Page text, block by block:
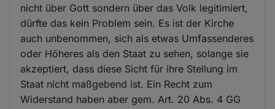
nicht über Gott sondern über das Volk legitimiert,
dürfte das kein Problem sein. Es ist der Kirche
auch unbenommen, sich als etwas Umfassenderes
oder Höheres als den Staat zu sehen, solange sie
akzeptiert, dass diese Sicht für ihre Stellung im
Staat nicht maßgebend ist. Ein Recht zum
Widerstand haben aber gem. Art. 20 Abs. 4 GG